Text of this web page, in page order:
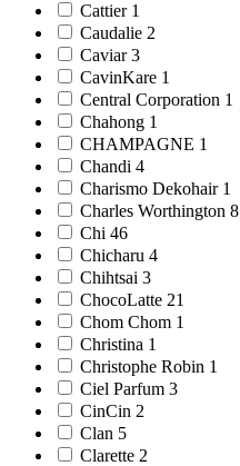
Cattier 1
Caudalie 2
Caviar 3
CavinKare 1
Central Corporation 1
Chahong 1
CHAMPAGNE 1
Chandi 4
Charismo Dekohair 1
Charles Worthington 8
Chi 46
Chicharu 4
Chihtsai 3
ChocoLatte 21
Chom Chom 1
Christina 1
Christophe Robin 1
Ciel Parfum 3
CinCin 2
Clan 5
Clarette 2